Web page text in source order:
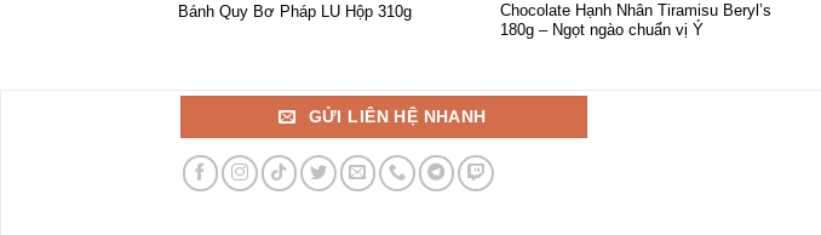
Bánh Quy Bơ Pháp LU Hộp 310g
Chocolate Hạnh Nhân Tiramisu Beryl’s
180g – Ngọt ngào chuẩn vị Ý
GỬI LIÊN HỆ NHANH